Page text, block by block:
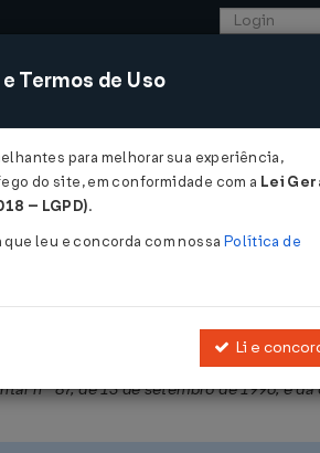
SISTEMAS COMÉRCIO EXTERIOR
e sobre Prestação de Serviços de
nº 87, de 13 de setembro de 1996, e
Termos de Uso
para melhorar sua experiência,
do site, em conformidade com a Lei
– LGPD).
leu e concorda com nossa Política de
Li e